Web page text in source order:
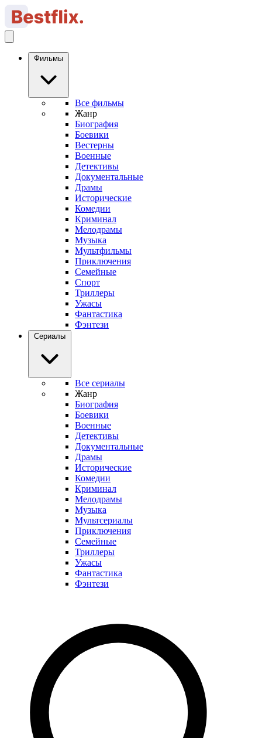
Фильмы
Все фильмы
Жанр
Биография
Боевики
Вестерны
Военные
Детективы
Документальные
Драмы
Исторические
Комедии
Криминал
Мелодрамы
Музыка
Мультфильмы
Приключения
Семейные
Спорт
Триллеры
Ужасы
Фантастика
Фэнтези
Сериалы
Все сериалы
Жанр
Биография
Боевики
Военные
Детективы
Документальные
Драмы
Исторические
Комедии
Криминал
Мелодрамы
Музыка
Мультсериалы
Приключения
Семейные
Триллеры
Ужасы
Фантастика
Фэнтези